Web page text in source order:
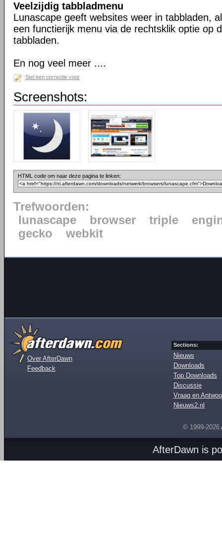
Veelzijdig tabbladmenu
Lunascape geeft websites weer in tabbladen,
een functierijk menu via de rechtsklik optie op
tabbladen.
En nog veel meer ....
Stel een correctie voor
Screenshots:
HTML code om naar deze pagina te linken:
Trefwoorden:
lunascape
browser triple
gecko
webkit
Over AfterDawn
Feedback
Sections:
Nieuws
Downloads
Top Downloads
Discussie
Vraag en
Nieuws2.nl
© 1999-2026
AfterDawn is